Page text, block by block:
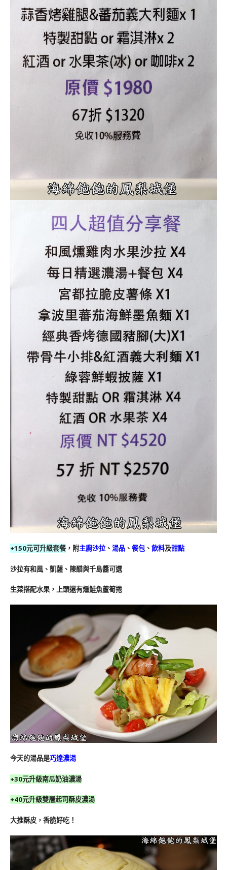
+150元可升級套餐，附主廚沙拉 、 湯品 、 餐包 、 飲料及甜點
沙拉有和風、凱薩、陳醋與千島醬可選
生菜搭配水果，上頭還有燻鮭魚蘆筍捲
今天的湯品是巧達濃湯
+30元升級南瓜奶油濃湯
+40元升級雙層起司酥皮濃湯
大推酥皮，香脆好吃！